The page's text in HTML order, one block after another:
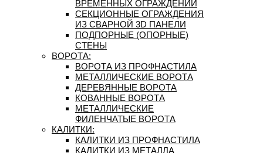
ВРЕМЕННЫХ ОГРАЖДЕНИЙ
СЕКЦИОННЫЕ ОГРАЖДЕНИЯ
ИЗ СВАРНОЙ 3D ПАНЕЛИ
ПОДПОРНЫЕ (ОПОРНЫЕ)
СТЕНЫ
ВОРОТА:
ВОРОТА ИЗ ПРОФНАСТИЛА
МЕТАЛЛИЧЕСКИЕ ВОРОТА
ДЕРЕВЯННЫЕ ВОРОТА
КОВАННЫЕ ВОРОТА
МЕТАЛЛИЧЕСКИЕ
ФИЛЕНЧАТЫЕ ВОРОТА
КАЛИТКИ:
КАЛИТКИ ИЗ ПРОФНАСТИЛА
КАЛИТКИ ИЗ МЕТАЛЛА